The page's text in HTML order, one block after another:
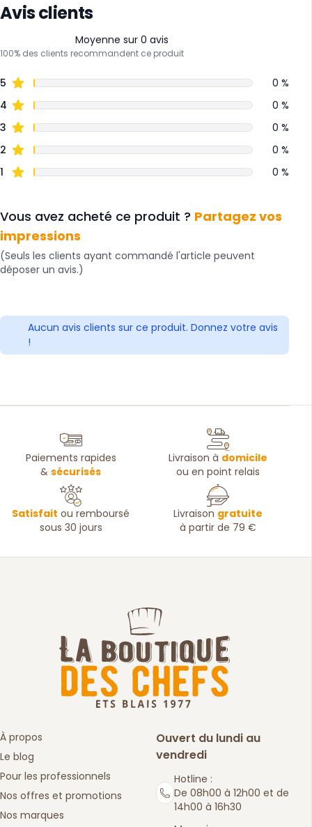
Avis clients
Moyenne sur 0 avis
100% des clients recommandent ce produit
5
0 %
4
0 %
3
0 %
2
0 %
1
0 %
Vous avez acheté ce produit ? Partagez vos
impressions
(Seuls les clients ayant commandé l'article peuvent
déposer un avis.)
Aucun avis clients sur ce produit. Donnez votre avis
!
Paiements rapides
&sécurisés
Livraison à domicile
ou en point relais
Satisfait ou remboursé
sous 30 jours
Livraison gratuite
à partir de 79 €
À propos
Le blog
Pour les professionnels
Nos offres et promotions
Nos marques
Ouvert du lundi au
vendredi
Hotline :
De 08h00 à 12h00 et de
14h00 à 16h30